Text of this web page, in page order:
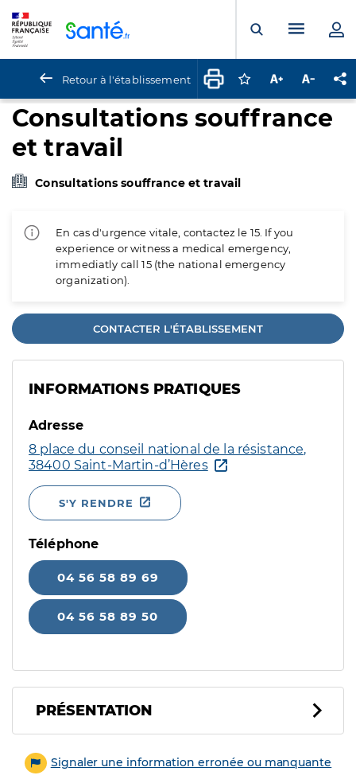
Ouvrir laMenu
Retour à l'établissement Connectez-vous
Augmenter la
Consultations souffrance
et travail
Consultations souffrance et travail
En cas d'urgence vitale, contactez le 15. If you
experience or witness a medical emergency,
immediatly call 15 (the national emergency
organization).
CONTACTER L'ÉTABLISSEMENT
INFORMATIONS PRATIQUES
Adresse
8 place du conseil national de la résistance,
38400 Saint-Martin-d’Hères
S'Y RENDRE
Téléphone
04 56 58 89 69
04 56 58 89 50
PRÉSENTATION
Signaler une information erronée ou manquante